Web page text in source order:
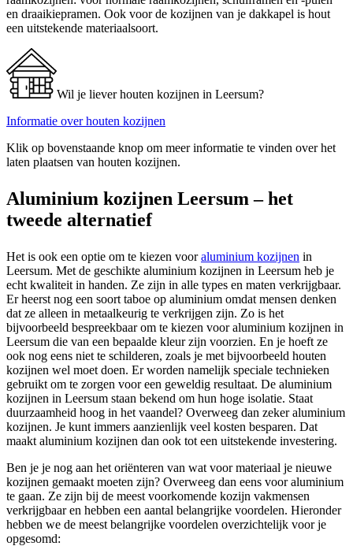
en draaikiepramen. Ook voor de kozijnen van je dakkapel is hout
een uitstekende materiaalsoort.
Wil je liever houten kozijnen in Leersum?
Informatie over houten kozijnen
Klik op bovenstaande knop om meer informatie te vinden over het
laten plaatsen van houten kozijnen.
Aluminium kozijnen Leersum – het
tweede alternatief
Het is ook een optie om te kiezen vooraluminium kozijnen in
Leersum. Met de geschikte aluminium kozijnen in Leersum heb je
echt kwaliteit in handen. Ze zijn in alle types en maten verkrijgbaar.
Er heerst nog een soort taboe op aluminium omdat mensen denken
dat ze alleen in metaalkeurig te verkrijgen zijn. Zo is het
bijvoorbeeld bespreekbaar om te kiezen voor aluminium kozijnen in
Leersum die van een bepaalde kleur zijn voorzien. En je hoeft ze
ook nog eens niet te schilderen, zoals je met bijvoorbeeld houten
kozijnen wel moet doen. Er worden namelijk speciale technieken
gebruikt om te zorgen voor een geweldig resultaat. De aluminium
kozijnen in Leersum staan bekend om hun hoge isolatie. Staat
duurzaamheid hoog in het vaandel? Overweeg dan zeker aluminium
kozijnen. Je kunt immers aanzienlijk veel kosten besparen. Dat
maakt aluminium kozijnen dan ook tot een uitstekende investering.
Ben je je nog aan het oriënteren van wat voor materiaal je nieuwe
kozijnen gemaakt moeten zijn? Overweeg dan eens voor aluminium
te gaan. Ze zijn bij de meest voorkomende kozijn vakmensen
verkrijgbaar en hebben een aantal belangrijke voordelen. Hieronder
hebben we de meest belangrijke voordelen overzichtelijk voor je
opgesomd: